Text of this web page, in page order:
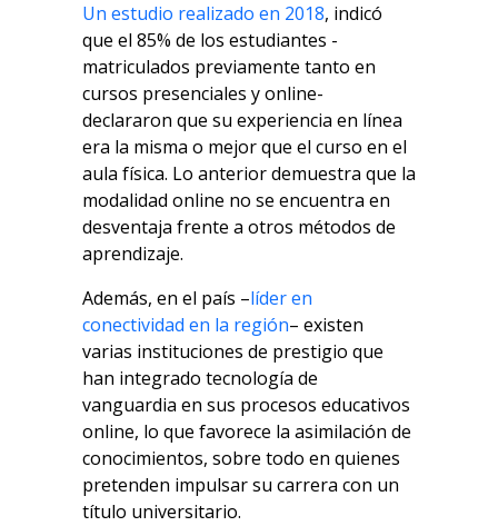
Un estudio realizado en 2018, indicó
que el 85% de los estudiantes -
matriculados previamente tanto en
cursos presenciales y online-
declararon que su experiencia en línea
era la misma o mejor que el curso en el
aula física. Lo anterior demuestra que la
modalidad online no se encuentra en
desventaja frente a otros métodos de
aprendizaje.
Además, en el país –líder en
conectividad en la región– existen
varias instituciones de prestigio que
han integrado tecnología de
vanguardia en sus procesos educativos
online, lo que favorece la asimilación de
conocimientos, sobre todo en quienes
pretenden impulsar su carrera con un
título universitario.